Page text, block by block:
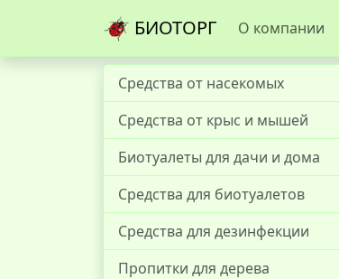
БИОТОРГ О компании
Средства от насекомых
Средства от крыс и мышей
Биотуалеты для дачи и дома
Средства для биотуалетов
Средства для дезинфекции
Пропитки для дерева